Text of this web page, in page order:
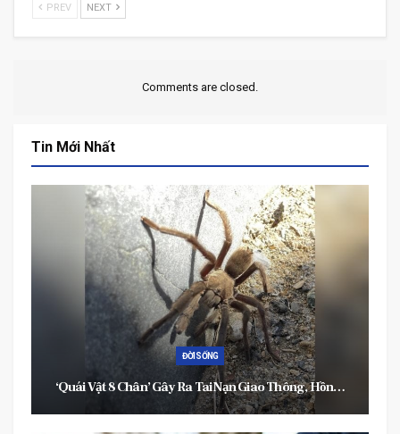
PREV NEXT
Comments are closed.
Tin Mới Nhất
ĐỜI SỐNG
“Đại Đạo Chí Giản”: Khóa Học Cơ Bản Dành Cho…